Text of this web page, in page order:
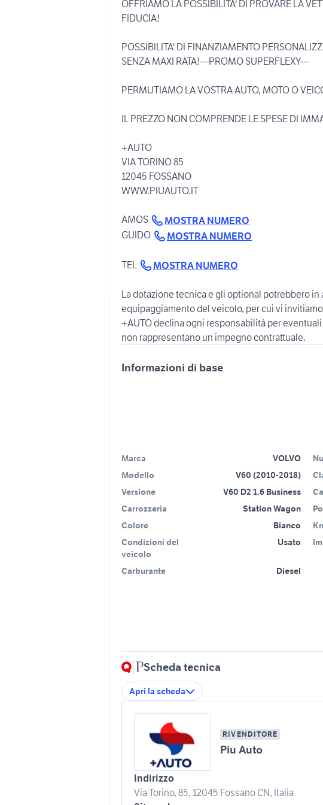
OFFRIAMO LA POSSIBILITA' DI PROVARE LA
FIDUCIA!
POSSIBILITA' DI FINANZIAMENTO
SENZA MAXI RATA!---PROMO SUPERFLEXY---
PERMUTIAMO LA VOSTRA AUTO, MOTO O
IL PREZZO NON COMPRENDE LE SPESE DI
+AUTO
VIA TORINO 85
12045 FOSSANO
WWW.PIUAUTO.IT
AMOS
MOSTRA NUMERO
GUIDO
MOSTRA NUMERO
TEL MOSTRA NUMERO
La dotazione tecnica e gli optional potrebbero
equipaggiamento del veicolo, per cui vi
+AUTO declina ogni responsabilità per
Informazioni di base
Marca
VOLVO
Modello
V60 (2010-2018)
Versione
V60 D2 1.6 Business
Carrozzeria
Station Wagon
Colore
Bianco
Condizioni del
veicolo
Usato
Carburante Diesel
Scheda tecnica
Apri la scheda
RIVENDITORE
Piu Auto
Indirizzo
Via Torino, 85, 12045 Fossano CN, Italia